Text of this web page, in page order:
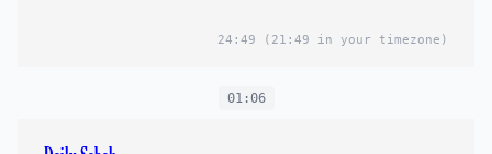
24:49 (21:49 in your timezone)
01:06